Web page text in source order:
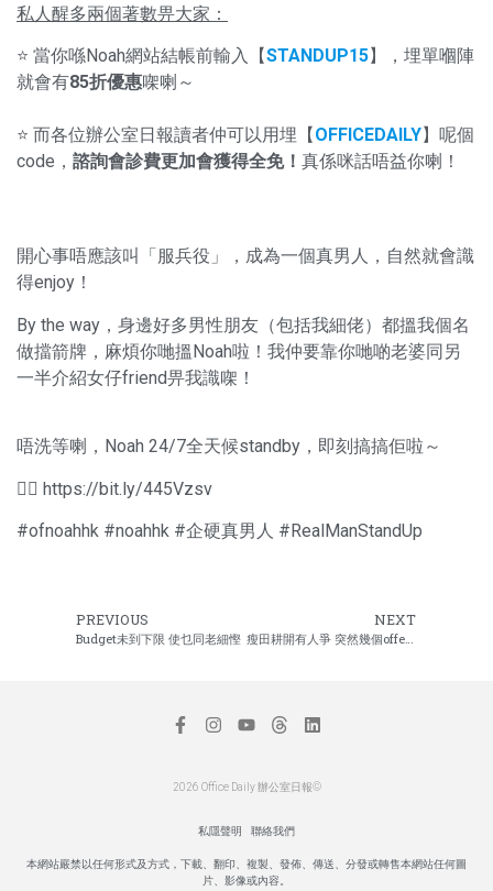
私人醒多兩個著數畀大家：
⭐ 當你喺Noah網站結帳前輸入【STANDUP15】，埋單嗰陣
就會有85折優惠㗎喇～
⭐ 而各位辦公室日報讀者仲可以用埋【OFFICEDAILY】呢個
code， 諮詢會診費更加會獲得全免！ 真係咪話唔益你喇！
開心事唔應該叫「服兵役」，成為一個真男人，自然就會識
得enjoy！
By the way，身邊好多男性朋友（包括我細佬）都搵我個名
做擋箭牌，麻煩你哋搵Noah啦！我仲要靠你哋啲老婆同另
一半介紹女仔friend畀我識㗎！
唔洗等喇，Noah 24/7全天候standby，即刻搞搞佢啦～
👉🏻 https://bit.ly/445Vzsv
#ofnoahhk #noahhk #企硬真男人 #RealManStandUp
PREVIOUS
Budget未到下限 使乜同老細慳
NEXT
瘦田耕開有人爭 突然幾個offer任我揀
2026 Office Daily 辦公室日報©
私隱聲明 聯絡我們
本網站嚴禁以任何形式及方式，下載、翻印、複製、發佈、傳送、分發或轉售本網站任何圖
片、影像或內容。